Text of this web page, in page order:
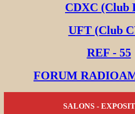
CDXC (Club
UFT (Club
REF - 55
FORUM
SALONS -